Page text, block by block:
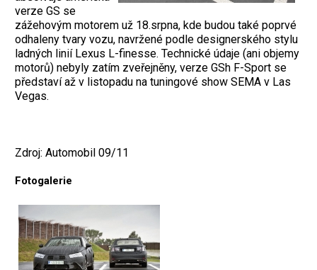
verze GS se
zážehovým motorem už 18.srpna, kde budou také poprvé
odhaleny tvary vozu, navržené podle designerského stylu
ladných linií Lexus L-finesse. Technické údaje (ani objemy
motorů) nebyly zatím zveřejněny, verze GSh F-Sport se
představí až v listopadu na tuningové show SEMA v Las
Vegas.
Zdroj: Automobil 09/11
Fotogalerie